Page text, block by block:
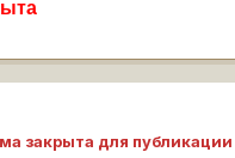
закрыта для